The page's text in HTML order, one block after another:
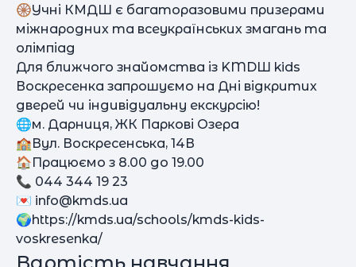
🛞Учні КМДШ є багаторазовими призерами
міжнародних та всеукраїнських змагань та
олімпіад
Для ближчого знайомства із KMDШ kids
Воскресенка запрошуємо на Дні відкритих
дверей чи індивідуальну екскурсію!
🌐м. Дарниця, ЖК Паркові Озера
🏫Вул. Воскресенська, 14В
🏠Працюємо з 8.00 до 19.00
📞 044 344 19 23
💌 info@kmds.ua
🌍https://kmds.ua/schools/kmds-kids-
voskresenka/